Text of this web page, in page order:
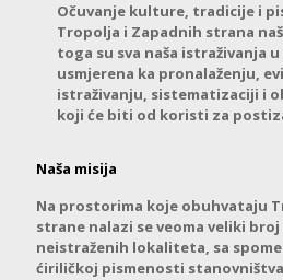
Očuvanje kulture, tradicije i
Tropolja i Zapadnih strana
toga su sva naša istraživanja
usmjerena ka pronalaženju,
istraživanju, sistematizaciji i
koji će biti od koristi za
Naša misija
Na prostorima koje obuhvataju
strane nalazi se veoma veliki
neistraženih lokaliteta, sa
ćiriličkoj pismenosti